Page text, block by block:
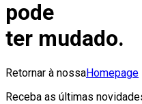
pode
ter mudado.
Retornar à nossaHomepage
Receba as últimas